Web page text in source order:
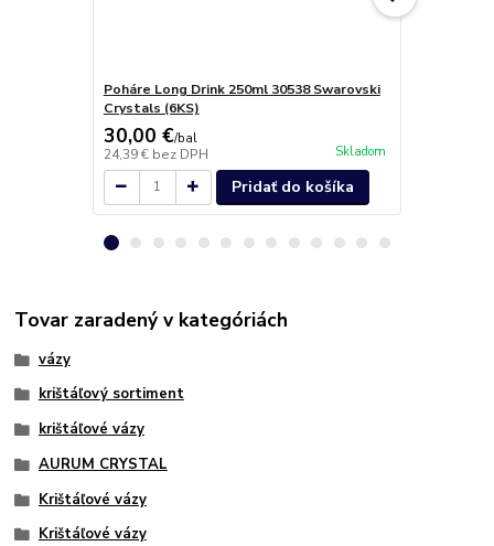
Poháre Long Drink 250ml 30538 Swarovski
Crystals (6KS)
30,00 €/bal
24,39 € bez DPH Skladom
Pridať do košíka
Tovar zaradený v kategóriách
vázy
krištáľový sortiment
krištáľové vázy
AURUM CRYSTAL
Krištáľové vázy
Krištáľové vázy